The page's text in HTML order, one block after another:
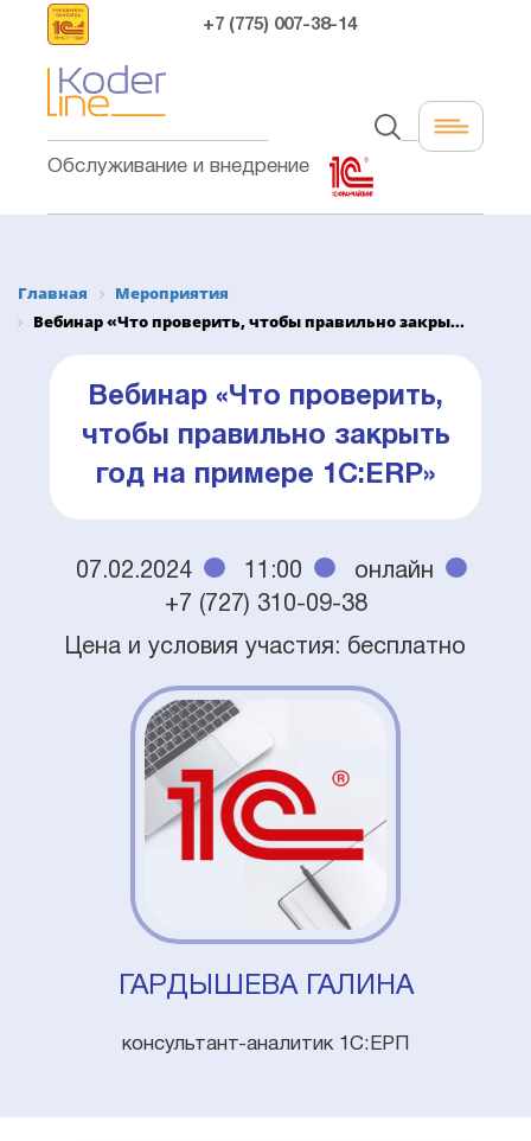
Обслуживание и внедрение
+7 (775) 007-38-14
Главная
Мероприятия
Вебинар «Что проверить, чтобы правильно закры...
Вебинар «Что проверить,
чтобы правильно закрыть
год на примере 1С:ERP»
07.02.2024 11:00
онлайн
+7 (727) 310-09-38
Цена и условия участия: бесплатно
ГАРДЫШЕВА ГАЛИНА
консультант-аналитик 1С:ЕРП